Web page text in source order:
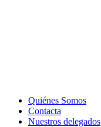
Quiénes Somos
Contacta
Nuestros delegados